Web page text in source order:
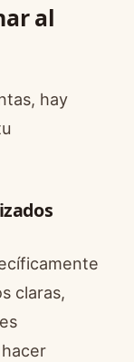
al
hay
claras,